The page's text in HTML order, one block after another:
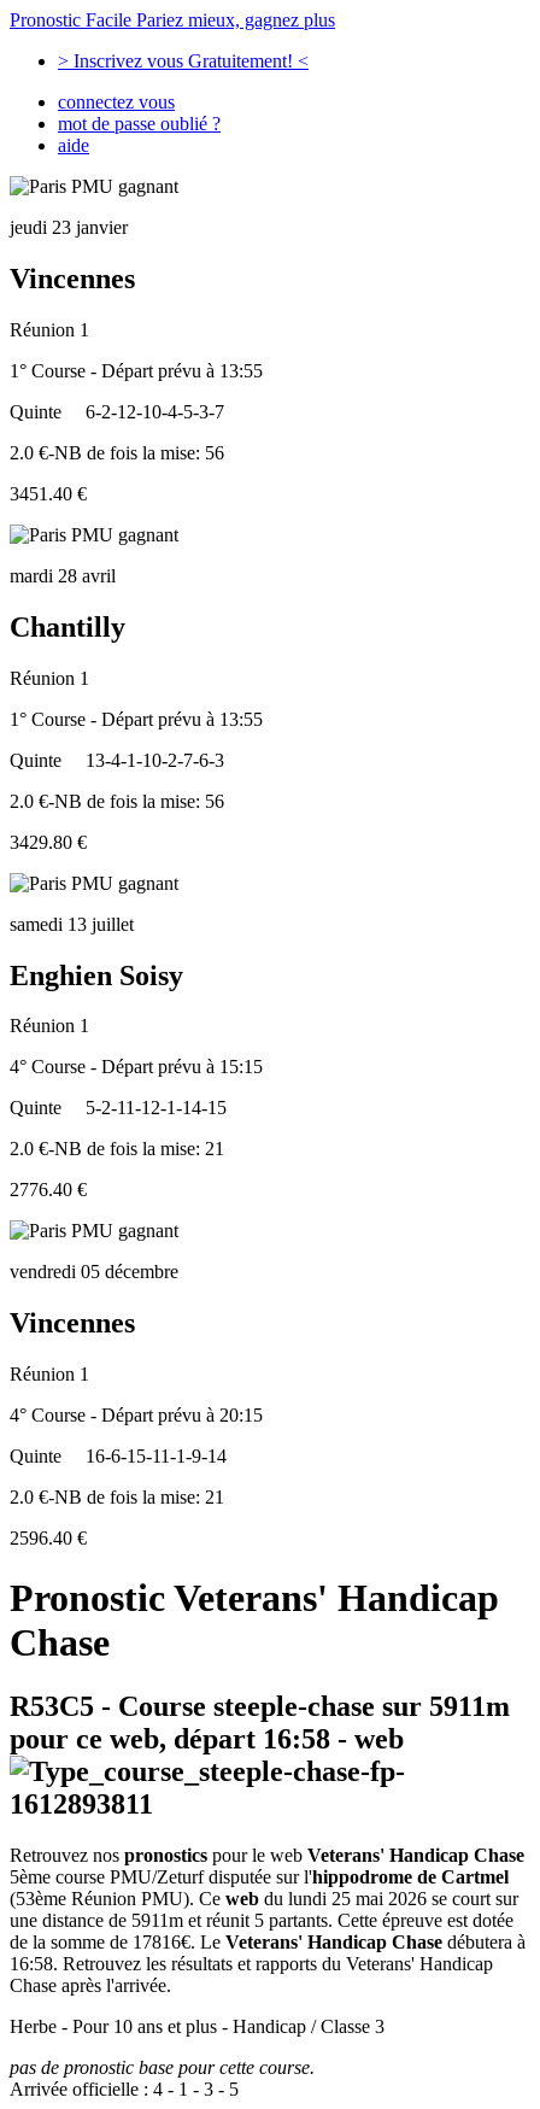
Pronostic Facile Pariez mieux, gagnez plus
> Inscrivez vous Gratuitement! <
connectez vous
mot de passe oublié ?
aide
jeudi 23 janvier
Vincennes
Réunion 1
1° Course - Départ prévu à 13:55
Quinte
6-2-12-10-4-5-3-7
2.0 €-NB de fois la mise: 56
3451.40 €
mardi 28 avril
Chantilly
Réunion 1
1° Course - Départ prévu à 13:55
Quinte
13-4-1-10-2-7-6-3
2.0 €-NB de fois la mise: 56
3429.80 €
samedi 13 juillet
Enghien Soisy
Réunion 1
4° Course - Départ prévu à 15:15
Quinte
5-2-11-12-1-14-15
2.0 €-NB de fois la mise: 21
2776.40 €
vendredi 05 décembre
Vincennes
Réunion 1
4° Course - Départ prévu à 20:15
Quinte
16-6-15-11-1-9-14
2.0 €-NB de fois la mise: 21
2596.40 €
Pronostic Veterans' Handicap
Chase
R53C5 - Course steeple-chase sur 5911m
pour ce web, départ 16:58 - web
Retrouvez nos pronostics pour le web Veterans' Handicap Chase
5ème course PMU/Zeturf disputée sur l'hippodrome de Cartmel
(53ème Réunion PMU). Ce web du lundi 25 mai 2026 se court sur
une distance de 5911m et réunit 5 partants. Cette épreuve est dotée
de la somme de 17816€. Le Veterans' Handicap Chase débutera à
16:58. Retrouvez les résultats et rapports du Veterans' Handicap
Chase après l'arrivée.
Herbe - Pour 10 ans et plus - Handicap / Classe 3
pas de pronostic base pour cette course.
Arrivée officielle : 4 - 1 - 3 - 5